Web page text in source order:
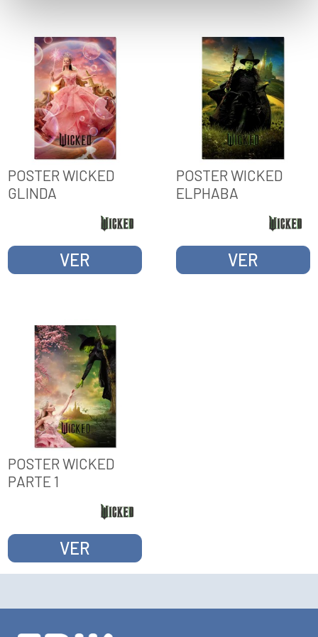
POSTER WICKED
GLINDA
VER
POSTER WICKED
ELPHABA
VER
POSTER WICKED
PARTE 1
VER